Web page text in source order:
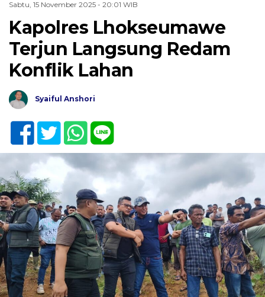
Sabtu, 15 November 2025 - 20:01 WIB
Kapolres Lhokseumawe
Terjun Langsung Redam
Konflik Lahan
Syaiful Anshori